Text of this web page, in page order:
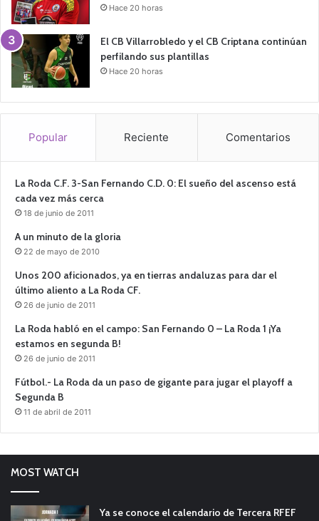
Hace 20 horas
El CB Villarrobledo y el CB Criptana continúan
perfilando sus plantillas
Hace 20 horas
Popular Reciente Comentarios
La Roda C.F. 3-San Fernando C.D. 0: El sueño del ascenso está
cada vez más cerca
18 de junio de 2011
A un minuto de la gloria
22 de mayo de 2010
Unos 200 aficionados, ya en tierras andaluzas para dar el
último aliento a La Roda CF.
26 de junio de 2011
La Roda habló en el campo: San Fernando 0 – La Roda 1 ¡Ya
estamos en segunda B!
26 de junio de 2011
Fútbol.- La Roda da un paso de gigante para jugar el playoff a
Segunda B
11 de abril de 2011
MOST WATCH
Ya se conoce el calendario de Tercera RFEF